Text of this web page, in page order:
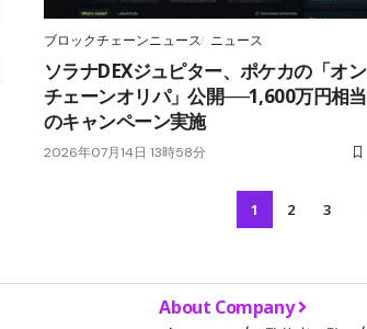
ブロックチェーンニュース ニュース
ソラナDEXジュピター、ポケカの「オン
チェーンオリパ」公開──1,600万円相当
のキャンペーン実施
2026年07月14日 13時58分
1 2 3
About Company